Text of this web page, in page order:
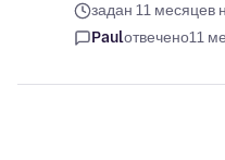
задан 11 месяцев
Paulотвечено11